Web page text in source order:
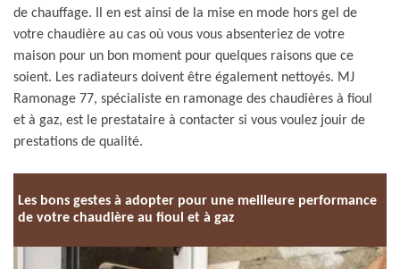
de chauffage. Il en est ainsi de la mise en mode hors gel de
votre chaudière au cas où vous vous absenteriez de votre
maison pour un bon moment pour quelques raisons que ce
soient. Les radiateurs doivent être également nettoyés. MJ
Ramonage 77, spécialiste en ramonage des chaudières à fioul
et à gaz, est le prestataire à contacter si vous voulez jouir de
prestations de qualité.
Les bons gestes à adopter pour une meilleure performance
de votre chaudière au fioul et à gaz